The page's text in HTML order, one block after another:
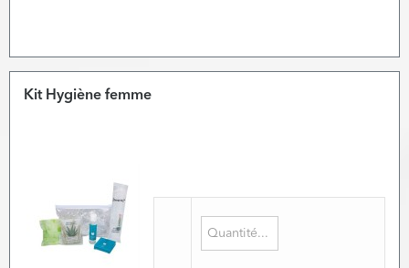
Kit Hygiène femme